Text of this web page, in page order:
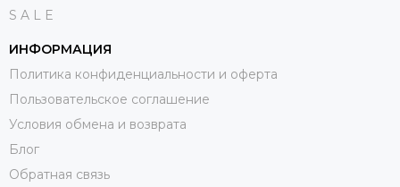
S A L E
ИНФОРМАЦИЯ
Политика конфиденциальности и оферта
Пользовательское соглашение
Условия обмена и возврата
Блог
Обратная связь